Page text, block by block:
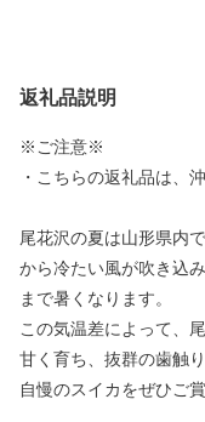
返礼品説明
※ご注意※
・こちらの返礼品は、
尾花沢の夏は山形県内
から冷たい風が吹き込
まで暑くなります。
この気温差によって、
甘く育ち、抜群の歯触
自慢のスイカをぜひご